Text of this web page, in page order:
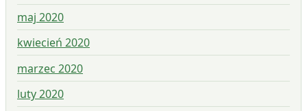
maj 2020
kwiecień 2020
marzec 2020
luty 2020